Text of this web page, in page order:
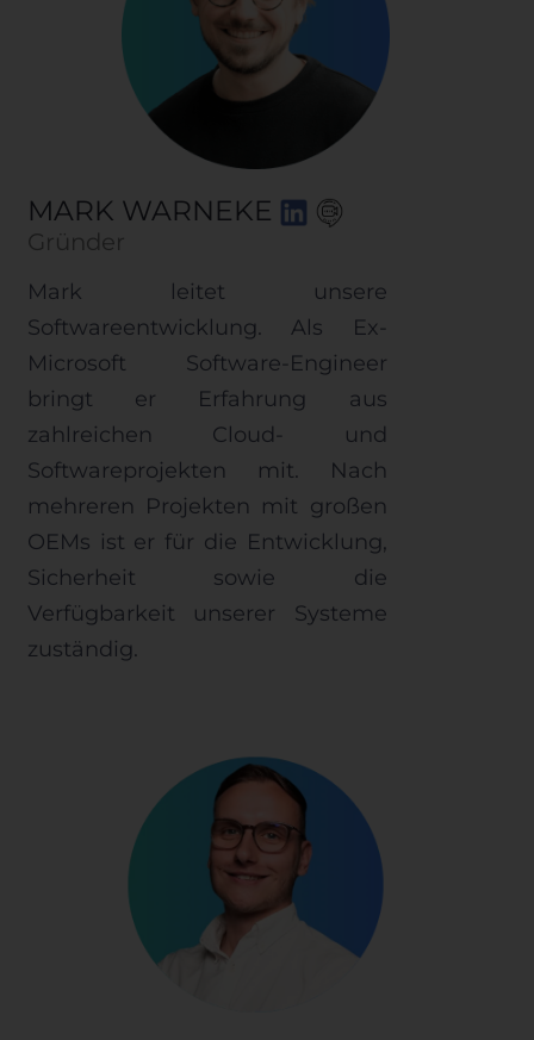
MARK WARNEKE
Gründer
Mark leitet unsere
Softwareentwicklung. Als Ex-
Microsoft Software-Engineer
bringt er Erfahrung aus
zahlreichen Cloud- und
Softwareprojekten mit. Nach
mehreren Projekten mit großen
OEMs ist er für die Entwicklung,
Sicherheit sowie die
Verfügbarkeit unserer Systeme
zuständig.